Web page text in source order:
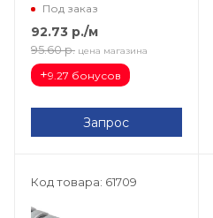
Под заказ
92.73 р./м
95.60 р. цена магазина
+9.27 бонусов
Запрос
Код товара: 61709